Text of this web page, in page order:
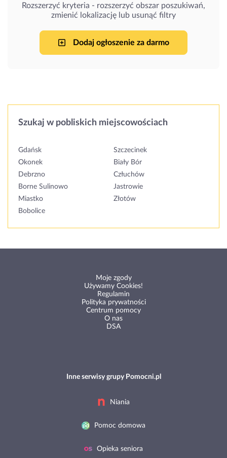
Rozszerzyć kryteria - rozszerzyć obszar poszukiwań,
zmienić lokalizację lub usunąć filtry
Dodaj ogłoszenie za darmo
Szukaj w pobliskich miejscowościach
Gdańsk
Szczecinek
Okonek
Biały Bór
Debrzno
Człuchów
Borne Sulinowo
Jastrowie
Miastko
Złotów
Bobolice
Moje zgody
Używamy Cookies!
Regulamin
Polityka prywatności
Centrum pomocy
O nas
DSA
Inne serwisy grupy Pomocni.pl
Niania
Pomoc domowa
Opieka seniora